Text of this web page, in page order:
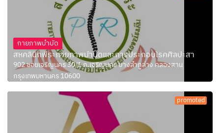
กายภาพบำบัด
สหคลินิกพีระกายภาพบำบัดและการประกอบโรคศิลปะสา
902 ซอยเจริญนคร 30/1 ถ.เจริญนคร บางลำภูล่าง คลองสาน
กรุงเทพมหานคร 10600
promoted